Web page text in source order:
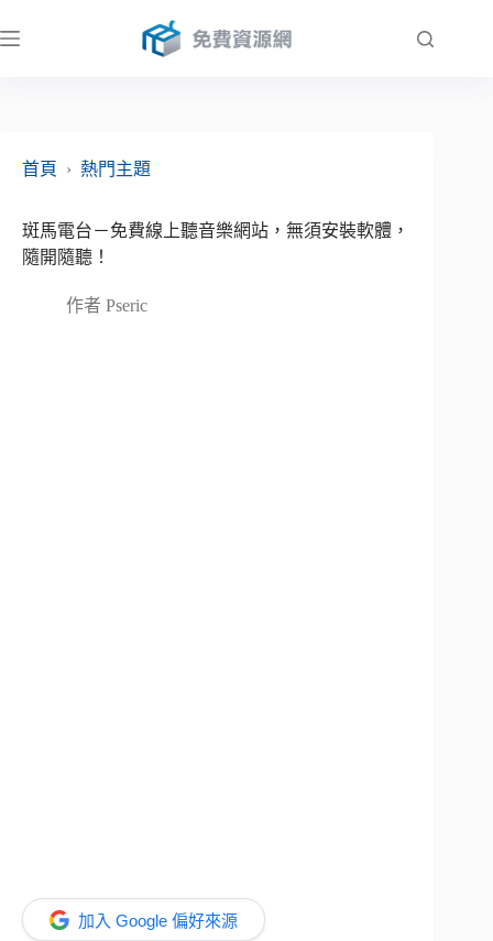
至
首頁
› 熱門主題
斑馬電台－免費線上聽音樂網站，無須安裝軟體，
隨開隨聽！
作者 Pseric
加入 Google 偏好來源